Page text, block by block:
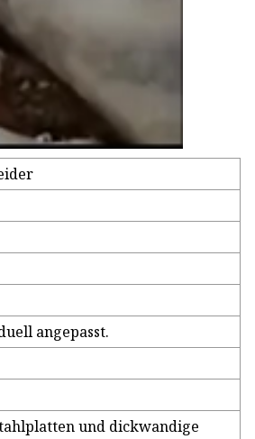
angepasst.
und dickwandige